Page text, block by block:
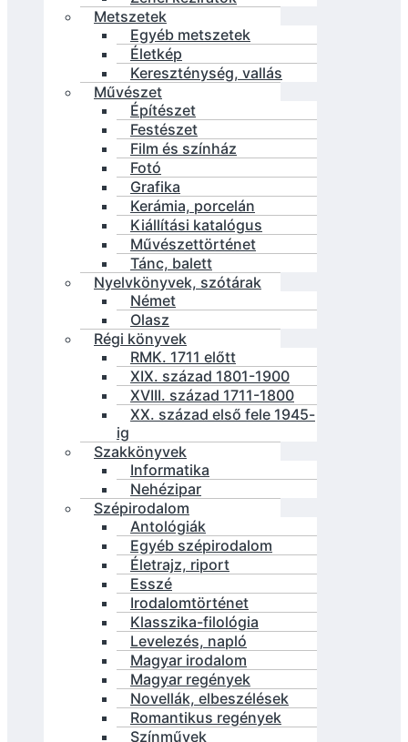
Metszetek
Egyéb metszetek
Életkép
Kereszténység, vallás
Művészet
Építészet
Festészet
Film és színház
Fotó
Grafika
Kerámia, porcelán
Kiállítási katalógus
Művészettörténet
Tánc, balett
Nyelvkönyvek, szótárak
Német
Olasz
Régi könyvek
RMK. 1711 előtt
XIX. század 1801-1900
XVIII. század 1711-1800
XX. század első fele 1945-
ig
Szakkönyvek
Informatika
Nehézipar
Szépirodalom
Antológiák
Egyéb szépirodalom
Életrajz, riport
Esszé
Irodalomtörténet
Klasszika-filológia
Levelezés, napló
Magyar irodalom
Magyar regények
Novellák, elbeszélések
Romantikus regények
Színművek